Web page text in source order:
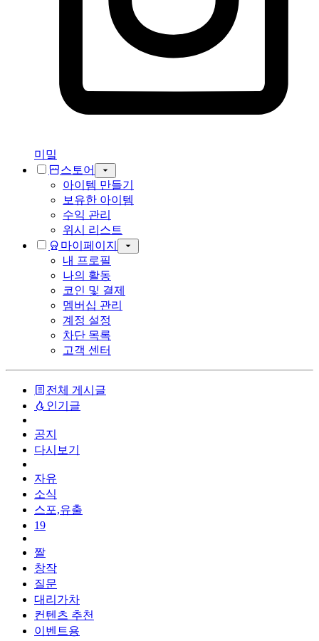
미밐
스토어
아이템 만들기
보유한 아이템
수익 관리
위시 리스트
마이페이지
내 프로필
나의 활동
코인 및 결제
멤버십 관리
계정 설정
차단 목록
고객 센터
전체 게시글
인기글
공지
다시보기
자유
소식
스포,유출
19
짤
창작
질문
대리가차
컨텐츠 추천
이벤트용